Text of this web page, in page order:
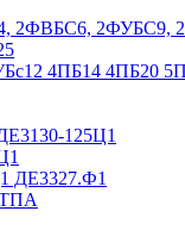
2ФВБС6, 2ФУБС9,
4ПБ14 4ПБ20
125Ц1
ДЕ3327.Ф1
ТПА